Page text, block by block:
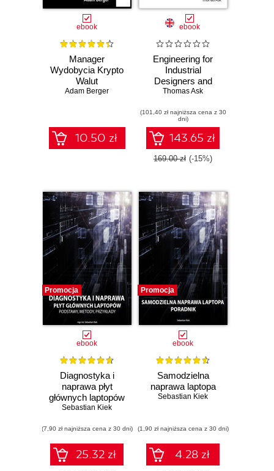
ebook
Manager
Wydobycia Krypto
Walut
Adam Berger
10.50 zł
ebook
Engineering for
Industrial
Designers and
Inventors.
Designers of
Wonderful Things
Thomas Ask
(101,40 zł najniższa cena z 30
dni)
143.65 zł
169.00 zł (-15%)
Promocja
ebook
Diagnostyka i
naprawa płyt
głównych laptopów
Sebastian Kiek
(7,90 zł najniższa cena z 30 dni)
25.32 zł
Promocja
ebook
Samodzielna
naprawa laptopa
Sebastian Kiek
(1,90 zł najniższa cena z 30 dni)
4.28 zł